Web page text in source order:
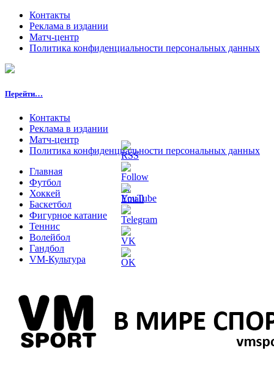
Контакты
Реклама в издании
Матч-центр
Политика конфиденциальности персональных данных
Перейти…
Контакты
Реклама в издании
Матч-центр
Политика конфиденциальности персональных данных
Главная
Футбол
Хоккей
Баскетбол
Фигурное катание
Теннис
Волейбол
Гандбол
VM-Культура